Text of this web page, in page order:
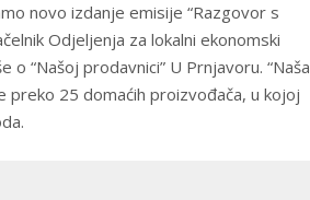
novo izdanje emisije “Razgovor s
Odjeljenja za lokalni ekonomski
o “Našoj prodavnici” U Prnjavoru. “Naša
preko 25 domaćih proizvođača, u kojoj